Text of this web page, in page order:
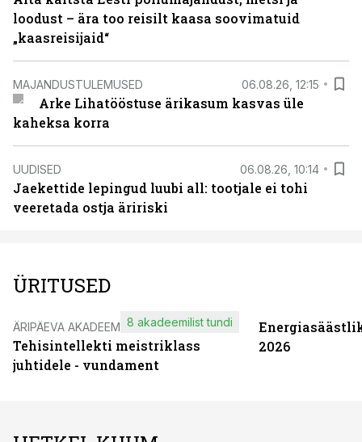
loodust – ära too reisilt kaasa soovimatuid
„kaasreisijaid“
MAJANDUSTULEMUSED 06.08.26, 12:15
Arke Lihatööstuse ärikasum kasvas üle
kaheksa korra
UUDISED 06.08.26, 10:14
Jaekettide lepingud luubi all: tootjale ei tohi
veeretada ostja äririski
ÜRITUSED
ÄRIPÄEVA AKADEEMIA
Tehisintellekti meistriklass
juhtidele - vundament
8 akadeemilist tundi
2026